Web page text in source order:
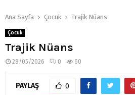
Ana Sayfa Çocuk Trajik Nüans
Çocuk
Trajik Nüans
28/05/2026 0 60
PAYLAŞ 0